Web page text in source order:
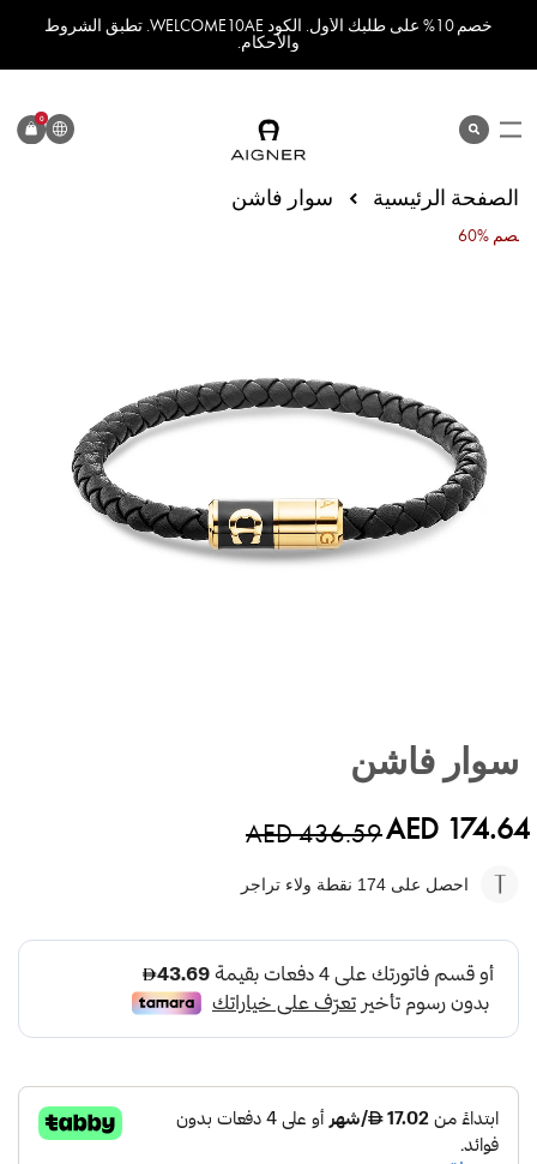
خصم 10% على طلبك الأول. الكود WELCOME10AE. تطبق الشروط
والأحكام.
search
0المنتج
اللغة
الصفحة الرئيسية سوار فاشن
انتقل
60% خصم
بداية
معرض
سوار فاشن
AED 174.64
AED 436.59
احصل على 174 نقطة ولاء تراجر